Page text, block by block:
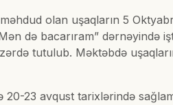
məhdud olan uşaqların 5
də bacarıram” dərnəyində
tutulub. Məktəbdə
23 avqust tarixlərində